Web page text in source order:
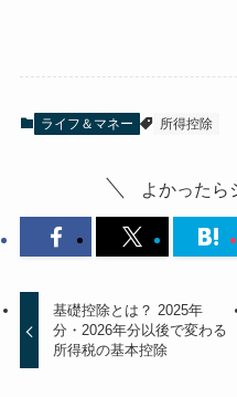
ライフ＆マネー 所得控除
よかったら
基礎控除とは？ 2025年
分・2026年分以後で変わる
所得税の基本控除